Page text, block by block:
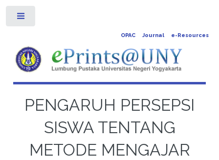
OPAC Journal e-Resources
PENGARUH PERSEPSI
SISWA TENTANG
METODE MENGAJAR